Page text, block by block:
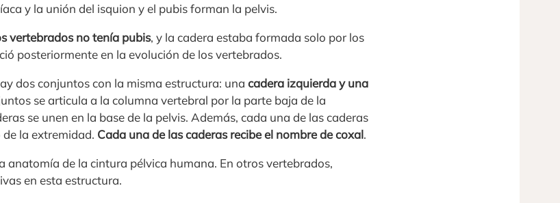
y la unión del isquion y el pubis forman la pelvis.
vertebrados no tenía pubis, y la cadera estaba formada solo por los
posteriormente en la evolución de los vertebrados.
dos conjuntos con la misma estructura: una cadera izquierda y una
se articula a la columna vertebral por la parte baja de la
se unen en la base de la pelvis. Además, cada una de las caderas
de la extremidad. Cada una de las caderas recibe el nombre de coxal.
anatomía de la cintura pélvica humana. En otros vertebrados,
en esta estructura.